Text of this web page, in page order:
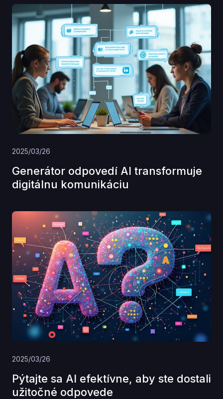
2025/03/26
Generátor odpovedí AI transformuje
digitálnu komunikáciu
2025/03/26
Pýtajte sa AI efektívne, aby ste dostali
užitočné odpovede